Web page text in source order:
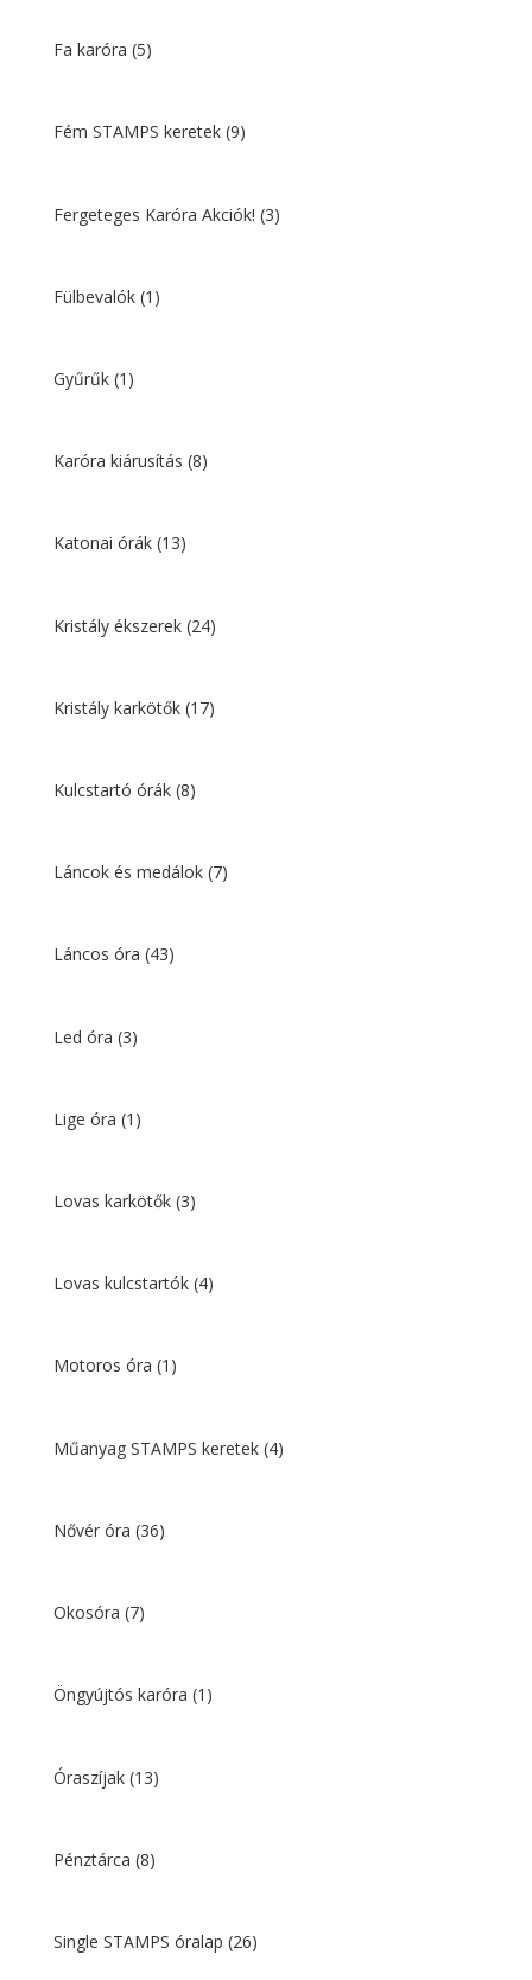
Fa karóra (5)
Fém STAMPS keretek (9)
Fergeteges Karóra Akciók! (3)
Fülbevalók (1)
Gyűrűk (1)
Karóra kiárusítás (8)
Katonai órák (13)
Kristály ékszerek (24)
Kristály karkötők (17)
Kulcstartó órák (8)
Láncok és medálok (7)
Láncos óra (43)
Led óra (3)
Lige óra (1)
Lovas karkötők (3)
Lovas kulcstartók (4)
Motoros óra (1)
Műanyag STAMPS keretek (4)
Nővér óra (36)
Okosóra (7)
Öngyújtós karóra (1)
Óraszíjak (13)
Pénztárca (8)
Single STAMPS óralap (26)